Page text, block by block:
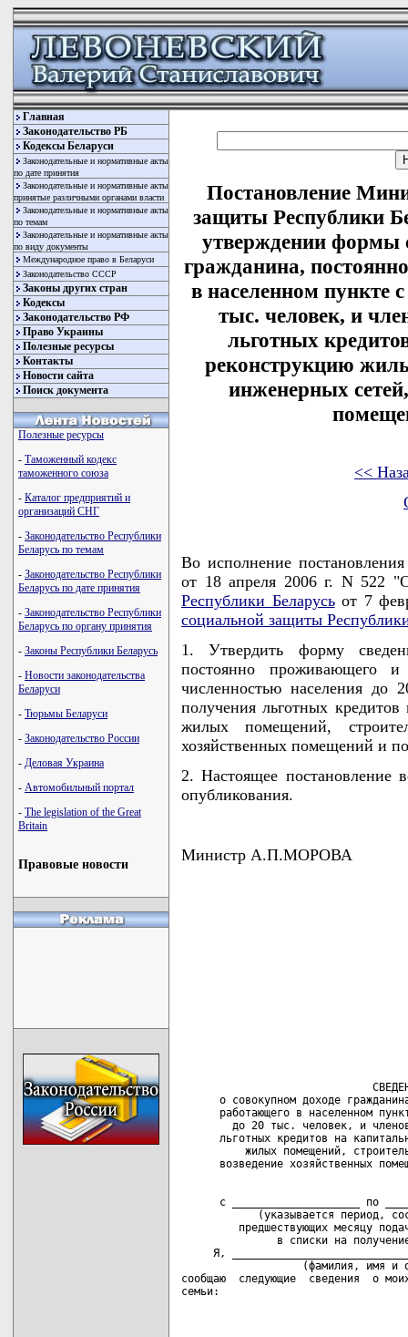
Главная
Законодательство РБ
Кодексы Беларуси
Законодательные и нормативные акты
по дате принятия
Законодательные и нормативные акты
принятые различными органами власти
Законодательные и нормативные акты
по темам
Законодательные и нормативные акты
по виду документы
Международное право в Беларуси
Законодательство СССР
Законы других стран
Кодексы
Законодательство РФ
Право Украины
Полезные ресурсы
Контакты
Новости сайта
Поиск документа
Полезные ресурсы
- Таможенный кодекс
таможенного союза
- Каталог предприятий и
организаций СНГ
- Законодательство Республики
Беларусь по темам
- Законодательство Республики
Беларусь по дате принятия
- Законодательство Республики
Беларусь по органу принятия
- Законы Республики Беларусь
- Новости законодательства
Беларуси
- Тюрьмы Беларуси
- Законодательство России
- Деловая Украина
- Автомобильный портал
- The legislation of the Great
Britain
Правовые новости
Постановление
защиты Республики
утверждении формы
гражданина,
в населенном пункте
тыс. человек, и
льготных
реконструкцию
инженерных
<<
Во исполнение
от 18 апреля 2006 г. N 522
Республики Беларусьот 7
социальной защиты
1. Утвердить форму
постоянно проживающего
численностью населения до
получения льготных
жилых помещений,
хозяйственных помещений и
2. Настоящее постановление
опубликования.
Министр А.П.МОРОВА
о совокупном доходе
работающего в населенном
до 20 тыс. человек, и
льготных кредитов на
жилых помещений,
с ____________________ по
(указывается период,
предшествующих месяцу
в списки на
Я,
(фамилия, имя и
сообщаю  следующие  сведения  о
семьи: